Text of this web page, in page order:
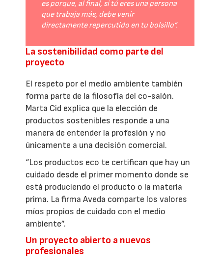
es porque, al final, si tú eres una persona
que trabaja más, debe venir
directamente repercutido en tu bolsillo”.
La sostenibilidad como parte del
proyecto
El respeto por el medio ambiente también
forma parte de la filosofía del co-salón.
Marta Cid explica que la elección de
productos sostenibles responde a una
manera de entender la profesión y no
únicamente a una decisión comercial.
“Los productos eco te certifican que hay un
cuidado desde el primer momento donde se
está produciendo el producto o la materia
prima. La firma Aveda comparte los valores
míos propios de cuidado con el medio
ambiente”.
Un proyecto abierto a nuevos
profesionales